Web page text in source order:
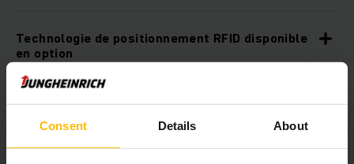
Consent Details About
Technologie de positionnement RFID disponible
en option
Système de protection des personnes intégré
(PSS) en option